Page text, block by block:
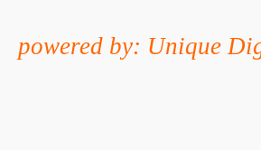
powered by: Unique